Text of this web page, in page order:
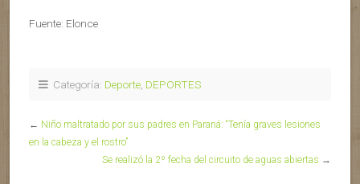
Fuente: Elonce
Categoría: Deporte, DEPORTES
← Niño maltratado por sus padres en Paraná: “Tenía graves lesiones
en la cabeza y el rostro”
Se realizó la 2º fecha del circuito de aguas abiertas →